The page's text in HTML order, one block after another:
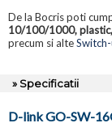
De la Bocris poti
10/100/1000,
precum si alte
» Specificatii
D-link GO-SW-